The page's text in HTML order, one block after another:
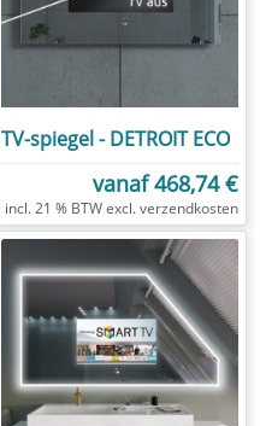
TV-spiegel - DETROIT ECO
vanaf468,74 €
excl.verzendkosten